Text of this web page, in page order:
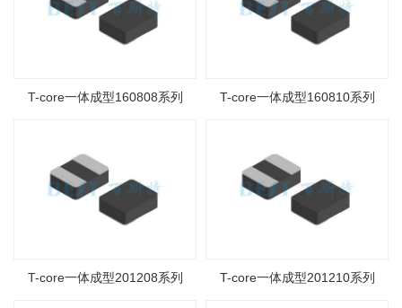
T-core一体成型160808系列 T-core一体成型160810系列
T-core一体成型201208系列 T-core一体成型201210系列